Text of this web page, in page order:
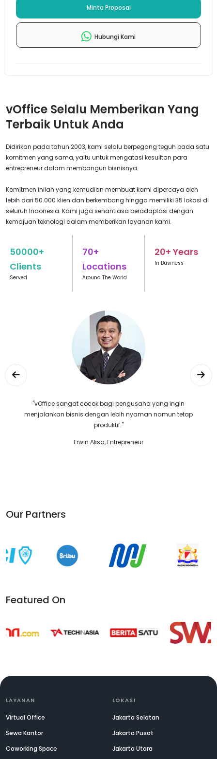
Minta Proposal
Hubungi Kami
vOffice Selalu Memberikan Yang
Terbaik Untuk Anda
Didirikan pada tahun 2003, kami selalu berpegang teguh pada satu
komitmen yang sama, yaitu untuk mengatasi kesulitan para
entrepreneur dalam membangun bisnisnya.
Komitmen inilah yang kemudian membuat kami dipercaya oleh
lebih dari 50.000 klien dan berkembang hingga memiliki 35 lokasi di
seluruh Indonesia. Kami juga senantiasa beradaptasi dengan
kemajuan teknologi dalam memberikan layanan kami.
50000+
Clients
Served
70+
Locations
Around The World
20+ Years
In Business
"vOffice sangat cocok bagi pengusaha yang ingin
menjalankan bisnis dengan lebih nyaman namun tetap
produktif."
Erwin Aksa, Entrepreneur
Our Partners
Featured On
LAYANAN
Virtual Office
Sewa Kantor
Coworking Space
LOKASI
Jakarta Selatan
Jakarta Pusat
Jakarta Utara